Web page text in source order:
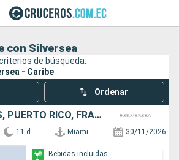
con Silversea
de búsqueda:
- Caribe
Ordenar
ESTADOS UNIDOS, PUERTO RICO, FRANCIA, ANTIGUA Y BARBUDA
11 d Miami 30/11/2026
Bebidas incluidas